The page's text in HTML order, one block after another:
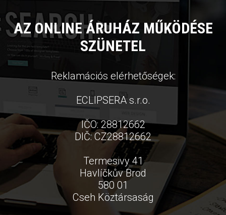
AZ ONLINE ÁRUHÁZ MŰKÖDÉSE
SZÜNETEL
Reklamációs elérhetőségek:
ECLIPSERA s.r.o.
IČO: 28812662
DIČ: CZ28812662
Termesivy 41
Havlíčkův Brod
580 01
Cseh Köztársaság